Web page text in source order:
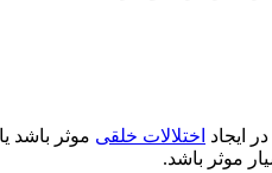
ایجاد اختلالات خلقی موثر باشد
موثر باشد.